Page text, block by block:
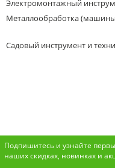
Электромонтажный
Металлообработка
Садовый инструмент и
Подпишитесь и узнайте
наших скидках, новинках и